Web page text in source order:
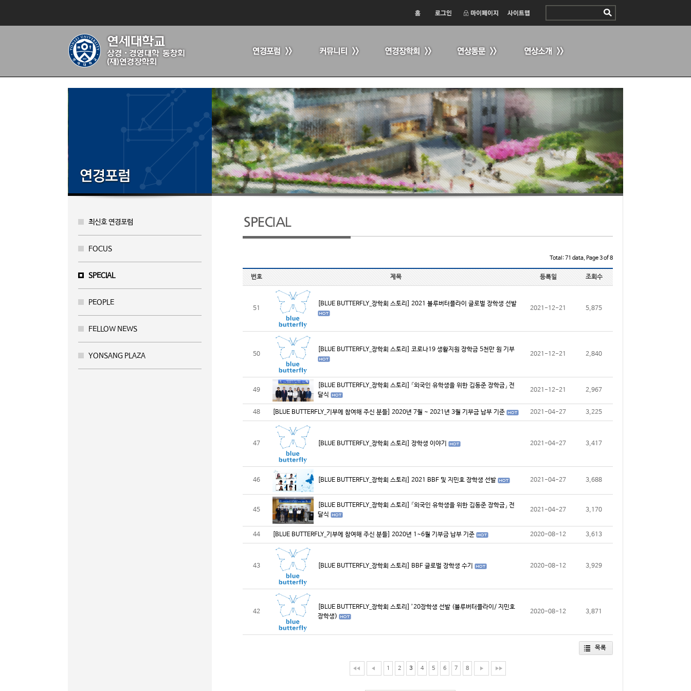
최신호 연경포럼
FOCUS
SPECIAL
PEOPLE
FELLOW NEWS
YONSANG PLAZA
Total: 71 data, Page 3 of 8
번호 제목 등록일 조회수
51
[BLUE BUTTERFLY_장학회 스토리] 2021 블루버터플라이 글로벌 장학생 선발
2021-12-21 5,875
50
[BLUE BUTTERFLY_장학회 스토리] 코로나19 생활지원 장학금 5천만 원 기부
2021-12-21 2,840
49
[BLUE BUTTERFLY_장학회 스토리] 「외국인 유학생을 위한 김동준 장학금」 전
달식
2021-12-21 2,967
48 [BLUE BUTTERFLY_기부에 참여해 주신 분들] 2020년 7월 ~ 2021년 3월 기부금 납부 기준 2021-04-27 3,225
47 [BLUE BUTTERFLY_장학회 스토리] 장학생 이야기 2021-04-27 3,417
46 [BLUE BUTTERFLY_장학회 스토리] 2021 BBF 및 지민호 장학생 선발 2021-04-27 3,688
45
[BLUE BUTTERFLY_장학회 스토리] 「외국인 유학생을 위한 김동준 장학금」 전
달식
2021-04-27 3,170
44 [BLUE BUTTERFLY_기부에 참여해 주신 분들] 2020년 1~6월 기부금 납부 기준 2020-08-12 3,613
43 [BLUE BUTTERFLY_장학회 스토리] BBF 글로벌 장학생 수기 2020-08-12 3,929
42
[BLUE BUTTERFLY_장학회 스토리] ’20장학생 선발 (블루버터플라이/ 지민호
장학생)
2020-08-12 3,871
목록
1 2 3 4 5 6 7 8